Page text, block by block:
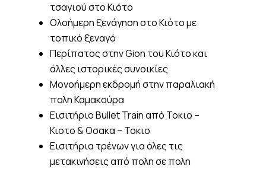
τσαγιού στο Κιότο
Ολοήμερη ξενάγηση στο Κιότο με
τοπικό ξεναγό
Περίπατος στην Gion του Κιότο και
άλλες ιστορικές συνοικίες
Μονοήμερη εκδρομή στην παραλιακή
πολη Καμακούρα
Εισιτήριο Bullet Train από Τοκιο –
Κιοτο & Οσακα – Τοκιο
Εισιτήρια τρένων για όλες τις
μετακινήσεις από πολη σε πολη